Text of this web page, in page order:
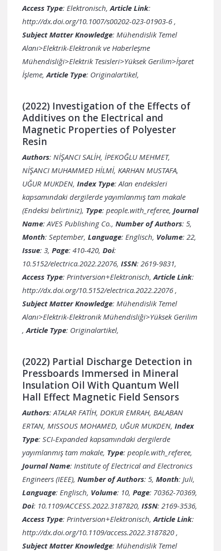
Access Type: Elektronisch, Article Link:
http://dx.doi.org/10.1007/s00202-023-01903-6 ,
Subject Matter Knowledge: Mühendislik Temel
Alanı>Elektrik-Elektronik ve Haberleşme
Mühendisliği>Elektrik Tesisleri>Yüksek Gerilim>İşaret
İşleme, Article Type: Originalartikel,
(2022) Investigation of the Effects of
Additives on the Electrical and
Magnetic Properties of Polyester
Resin
Authors: NİŞANCI SALİH, İPEKOĞLU MEHMET,
NİŞANCI MUHAMMED HİLMİ, KARHAN MUSTAFA,
UĞUR MUKDEN, Index Type: Alan endeksleri
kapsamındaki dergilerde yayımlanmış tam makale
(Endeksi belirtiniz), Type: people.with_referee, Journal
Name: AVES Publishing Co., Number of Authors: 5,
Month: September, Language: Englisch, Volume: 22,
Issue: 3, Page: 410-420, Doi:
10.5152/electrica.2022.22076, ISSN: 2619-9831,
Access Type: Printversion+Elektronisch, Article Link:
http://dx.doi.org/10.5152/electrica.2022.22076 ,
Subject Matter Knowledge: Mühendislik Temel
Alanı>Elektrik-Elektronik Mühendisliği>Yüksek Gerilim
, Article Type: Originalartikel,
(2022) Partial Discharge Detection in
Pressboards Immersed in Mineral
Insulation Oil With Quantum Well
Hall Effect Magnetic Field Sensors
Authors: ATALAR FATİH, DOKUR EMRAH, BALABAN
ERTAN, MISSOUS MOHAMED, UĞUR MUKDEN, Index
Type: SCI-Expanded kapsamındaki dergilerde
yayımlanmış tam makale, Type: people.with_referee,
Journal Name: Institute of Electrical and Electronics
Engineers (IEEE), Number of Authors: 5, Month: Juli,
Language: Englisch, Volume: 10, Page: 70362-70369,
Doi: 10.1109/ACCESS.2022.3187820, ISSN: 2169-3536,
Access Type: Printversion+Elektronisch, Article Link:
http://dx.doi.org/10.1109/access.2022.3187820 ,
Subject Matter Knowledge: Mühendislik Temel